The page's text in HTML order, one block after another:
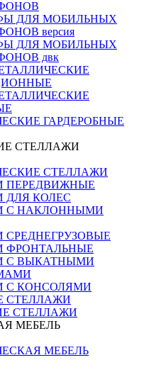
ДЛЯ МОБИЛЬНЫХ
версия
ДЛЯ МОБИЛЬНЫХ
двк
ГАРДЕРОБНЫЕ
СТЕЛЛАЖИ
СТЕЛЛАЖИ
ПЕРЕДВИЖНЫЕ
ДЛЯ КОЛЕС
С НАКЛОННЫМИ
СРЕДНЕГРУЗОВЫЕ
ФРОНТАЛЬНЫЕ
С ВЫКАТНЫМИ
С КОНСОЛЯМИ
СТЕЛЛАЖИ
СТЕЛЛАЖИ
МЕБЕЛЬ
МЕБЕЛЬ